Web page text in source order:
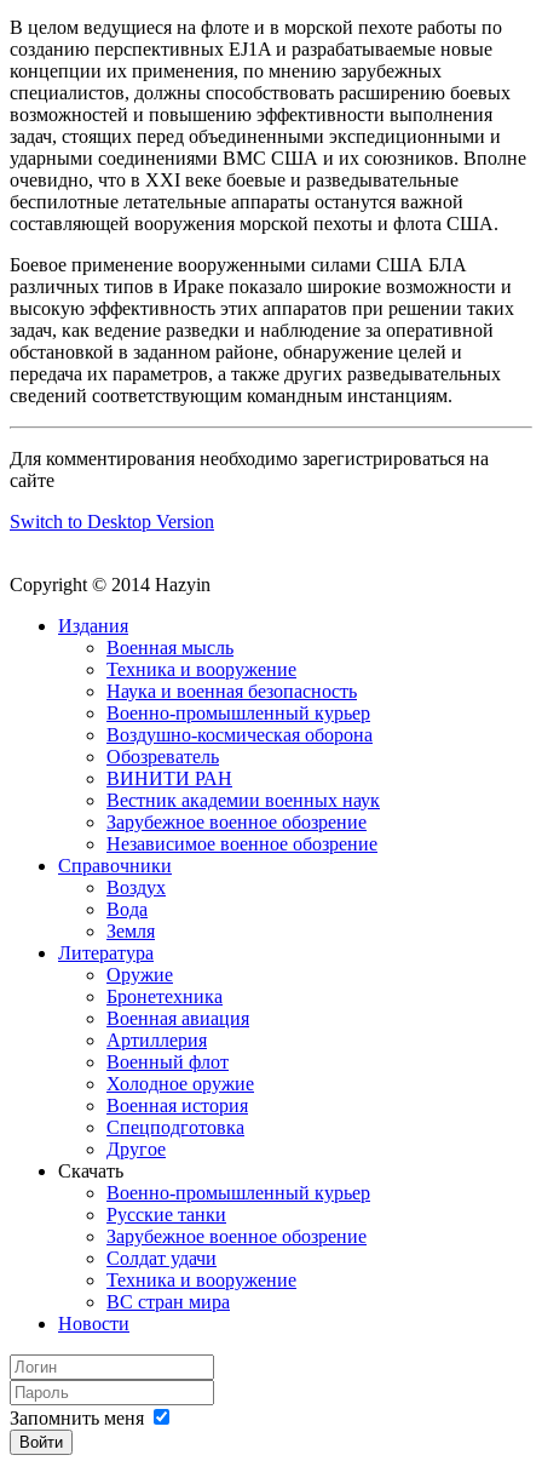
В целом ведущиеся на флоте и в морской пехоте работы по
созданию перспективных EJ1A и разрабатываемые новые
концепции их применения, по мнению зарубежных
специалистов, должны способствовать расширению боевых
возможностей и повышению эффективности выполнения
задач, стоящих перед объединенными экспедиционными и
ударными соединениями ВМС США и их союзников. Вполне
очевидно, что в XXI веке боевые и разведывательные
беспилотные летательные аппараты останутся важной
составляющей вооружения морской пехоты и флота США.
Боевое применение вооруженными силами США БЛА
различных типов в Ираке показало широкие возможности и
высокую эффективность этих аппаратов при решении таких
задач, как ведение разведки и наблюдение за оперативной
обстановкой в заданном районе, обнаружение целей и
передача их параметров, а также других разведывательных
сведений соответствующим командным инстанциям.
Для комментирования необходимо зарегистрироваться на
сайте
Switch to Desktop Version
Copyright © 2014 Hazyin
Издания
Военная мысль
Техника и вооружение
Наука и военная безопасность
Военно-промышленный курьер
Воздушно-космическая оборона
Обозреватель
ВИНИТИ РАН
Вестник академии военных наук
Зарубежное военное обозрение
Независимое военное обозрение
Справочники
Воздух
Вода
Земля
Литература
Оружие
Бронетехника
Военная авиация
Артиллерия
Военный флот
Холодное оружие
Военная история
Спецподготовка
Другое
Скачать
Военно-промышленный курьер
Русские танки
Зарубежное военное обозрение
Солдат удачи
Техника и вооружение
ВС стран мира
Новости
Запомнить меня
Войти